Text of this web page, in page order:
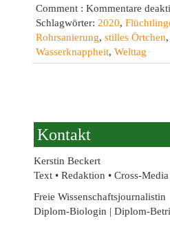
Comment : Kommentare
Schlagwörter: 2020,
Rohrsanierung, stilles Örtchen,
Wasserknappheit, Welttag
Kontakt
Kerstin Beckert
Text • Redaktion • Cross-Media
Freie Wissenschaftsjournalistin
Diplom-Biologin | Diplom-